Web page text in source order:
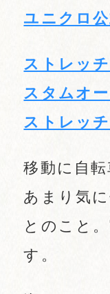
ユニクロ
ストレッ
スタムオ
ストレッ
移動に自
あまり気
とのこと
す。